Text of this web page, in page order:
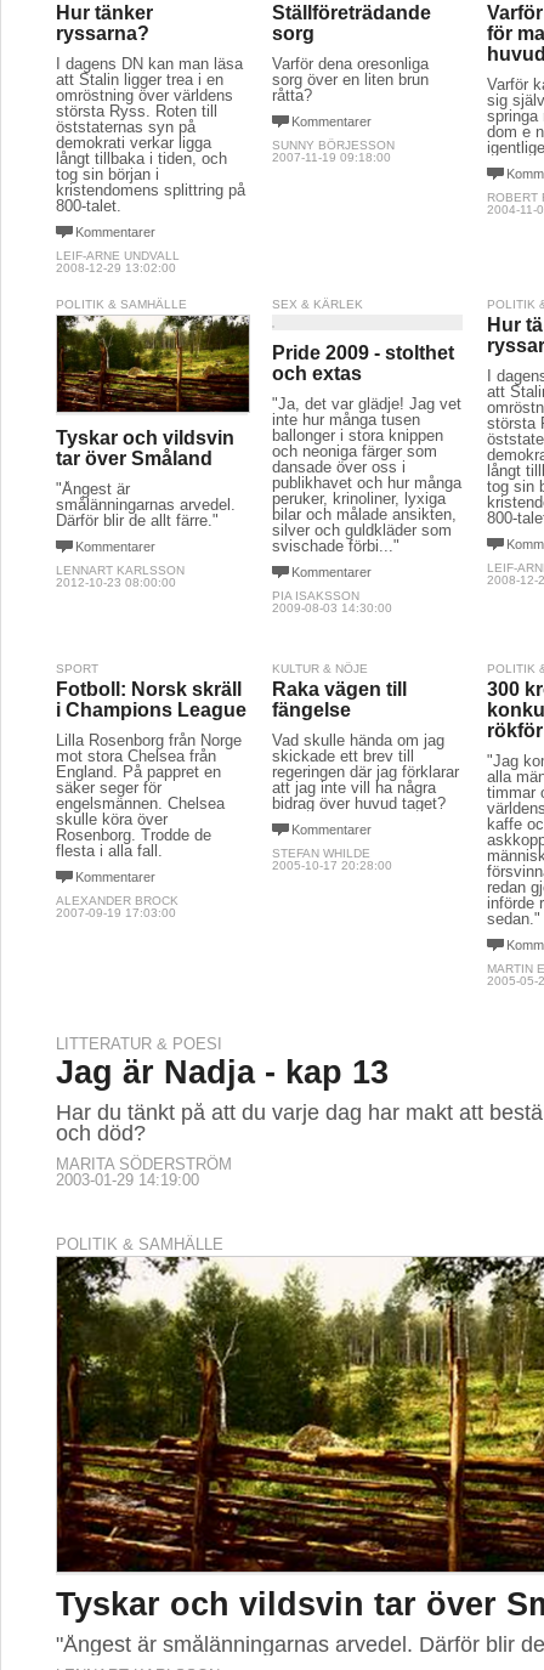
Hur tänker
ryssarna?
I dagens DN kan man läsa
att Stalin ligger trea i en
omröstning över världens
största Ryss. Roten till
öststaternas syn på
demokrati verkar ligga
långt tillbaka i tiden, och
tog sin början i
kristendomens splittring på
800-talet.
Kommentarer
LEIF-ARNE UNDVALL
2008-12-29 13:02:00
Ställföreträdande
sorg
Varför dena oresonliga
sorg över en liten brun
råtta?
Kommentarer
SUNNY BÖRJESSON
2007-11-19 09:18:00
för
Varför
sig
springa
dom e
ROBERT
2004-11-
POLITIK & SAMHÄLLE
Tyskar och vildsvin
tar över Småland
"Ångest är
smålänningarnas arvedel.
Därför blir de allt färre."
Kommentarer
LENNART KARLSSON
2012-10-23 08:00:00
SEX & KÄRLEK
Pride 2009 - stolthet
och extas
"Ja, det var glädje! Jag vet
inte hur många tusen
ballonger i stora knippen
och neoniga färger som
dansade över oss i
publikhavet och hur många
peruker, krinoliner, lyxiga
bilar och målade ansikten,
silver och guldkläder som
svischade förbi..."
Kommentarer
PIA ISAKSSON
2009-08-03 14:30:00
POLITIK
Hur
I
att
största
långt
tog sin
800-
LEIF-
2008-12-
SPORT
Fotboll: Norsk skräll
i Champions League
Lilla Rosenborg från Norge
mot stora Chelsea från
England. På pappret en
säker seger för
engelsmännen. Chelsea
skulle köra över
Rosenborg. Trodde de
flesta i alla fall.
Kommentarer
ALEXANDER BROCK
2007-09-19 17:03:00
KULTUR & NÖJE
Raka vägen till
fängelse
Vad skulle hända om jag
skickade ett brev till
regeringen där jag förklarar
att jag inte vill ha några
bidrag över huvud taget?
Kommentarer
STEFAN WHILDE
2005-10-17 20:28:00
POLITIK
300
"Jag
alla
timmar
kaffe
redan
införde
sedan."
MARTIN
2005-05-
LITTERATUR & POESI
Jag är Nadja - kap 13
Har du tänkt på att du varje dag har makt att
och död?
MARITA SÖDERSTRÖM
2003-01-29 14:19:00
POLITIK & SAMHÄLLE
Tyskar och vildsvin tar över
"Ångest är smålänningarnas arvedel. Därför blir